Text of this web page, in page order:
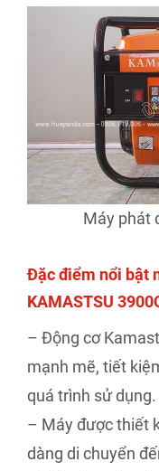
Máy phát
Đặc điểm nổi bật
KAMASTSU
– Động cơ
mạnh mẽ, tiết
quá trình sử dụng.
– Máy được thiết
dàng di chuyển